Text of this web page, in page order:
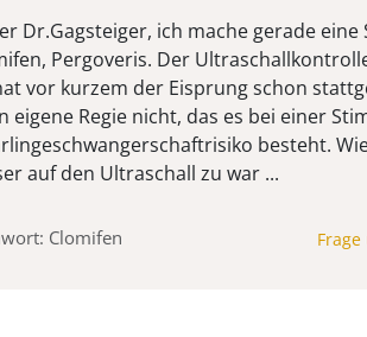
Dr.Gagsteiger, ich mache gerade
Pergoveris. Der
vor kurzem der Eisprung schon
eigene Regie nicht, das es bei einer
besteht.
auf den Ultraschall zu war ...
Clomifen